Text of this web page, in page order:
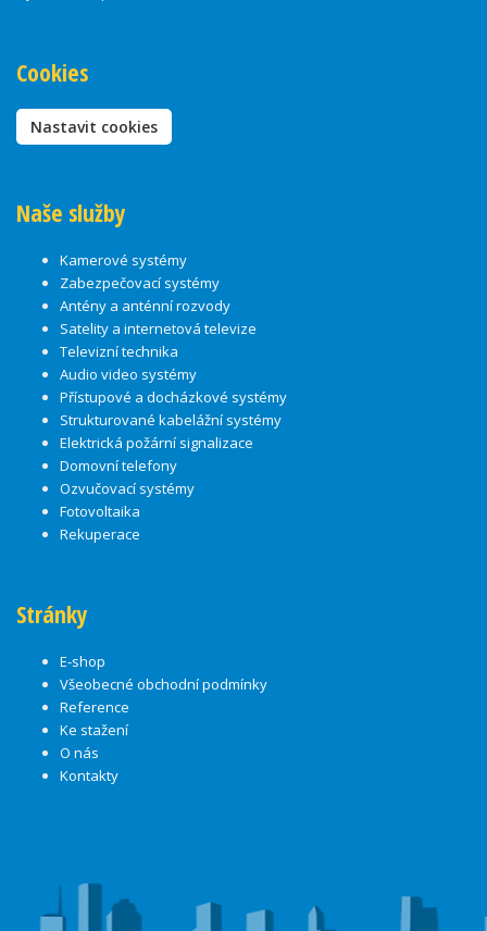
Cookies
Nastavit cookies
Naše služby
Kamerové systémy
Zabezpečovací systémy
Antény a anténní rozvody
Satelity a internetová televize
Televizní technika
Audio video systémy
Přístupové a docházkové systémy
Strukturované kabelážní systémy
Elektrická požární signalizace
Domovní telefony
Ozvučovací systémy
Fotovoltaika
Rekuperace
Stránky
E-shop
Všeobecné obchodní podmínky
Reference
Ke stažení
O nás
Kontakty